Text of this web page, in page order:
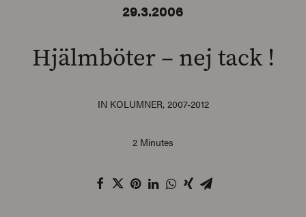
SEARCH
29.3.2006
Hjälmböter – nej tack !
IN KOLUMNER, 2007-2012
2 Minutes